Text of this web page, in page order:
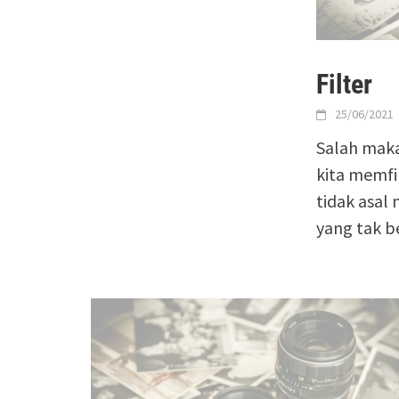
Filter
25/06/2021
Salah
kita
tidak asal
yang tak